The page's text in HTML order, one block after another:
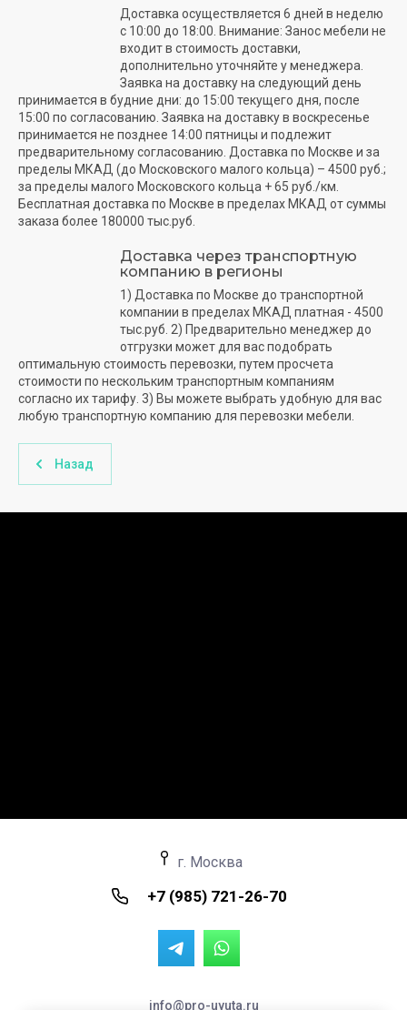
Доставка осуществляется 6 дней в неделю
с 10:00 до 18:00. Внимание: Занос мебели не
входит в стоимость доставки,
дополнительно уточняйте у менеджера.
Заявка на доставку на следующий день
принимается в будние дни: до 15:00 текущего дня, после
15:00 по согласованию. Заявка на доставку в воскресенье
принимается не позднее 14:00 пятницы и подлежит
предварительному согласованию. Доставка по Москве и за
пределы МКАД (до Московского малого кольца) – 4500 руб.;
за пределы малого Московского кольца + 65 руб./км.
Бесплатная доставка по Москве в пределах МКАД от суммы
заказа более 180000 тыс.руб.
Доставка через транспортную
компанию в регионы
1) Доставка по Москве до транспортной
компании в пределах МКАД платная - 4500
тыс.руб. 2) Предварительно менеджер до
отгрузки может для вас подобрать
оптимальную стоимость перевозки, путем просчета
стоимости по нескольким транспортным компаниям
согласно их тарифу. 3) Вы можете выбрать удобную для вас
любую транспортную компанию для перевозки мебели.
Назад
info@pro-uyuta.ru
г. Москва
+7 (985) 721-26-70